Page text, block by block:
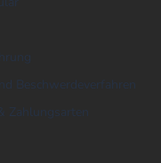
Beschwerdeverfahren
Zahlungsarten